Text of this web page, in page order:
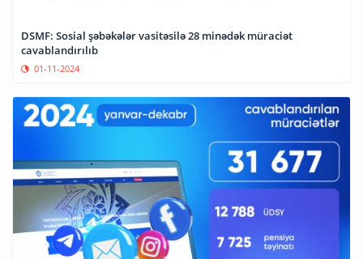
DSMF: Sosial şəbəkələr vasitəsilə 28 minədək müraciət
cavablandırılıb
01-11-2024